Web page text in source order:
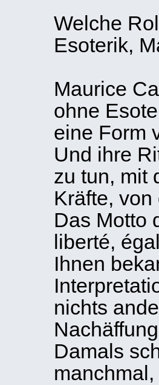
Welche
Esoterik,
Maurice
ohne
eine Form
Und ihre
zu tun, mit
Kräfte,
Das Motto
liberté,
Ihnen
nichts
Damals